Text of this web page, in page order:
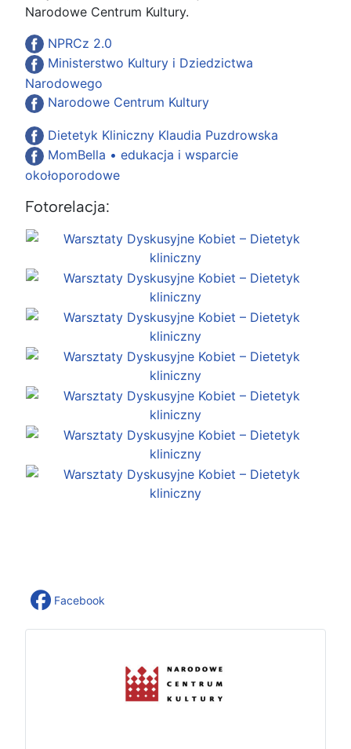
Narodowe Centrum Kultury.
NPRCz 2.0
Ministerstwo Kultury i Dziedzictwa
Narodowego
Narodowe Centrum Kultury
Dietetyk Kliniczny Klaudia Puzdrowska
MomBella • edukacja i wsparcie
okołoporodowe
Fotorelacja:
Facebook